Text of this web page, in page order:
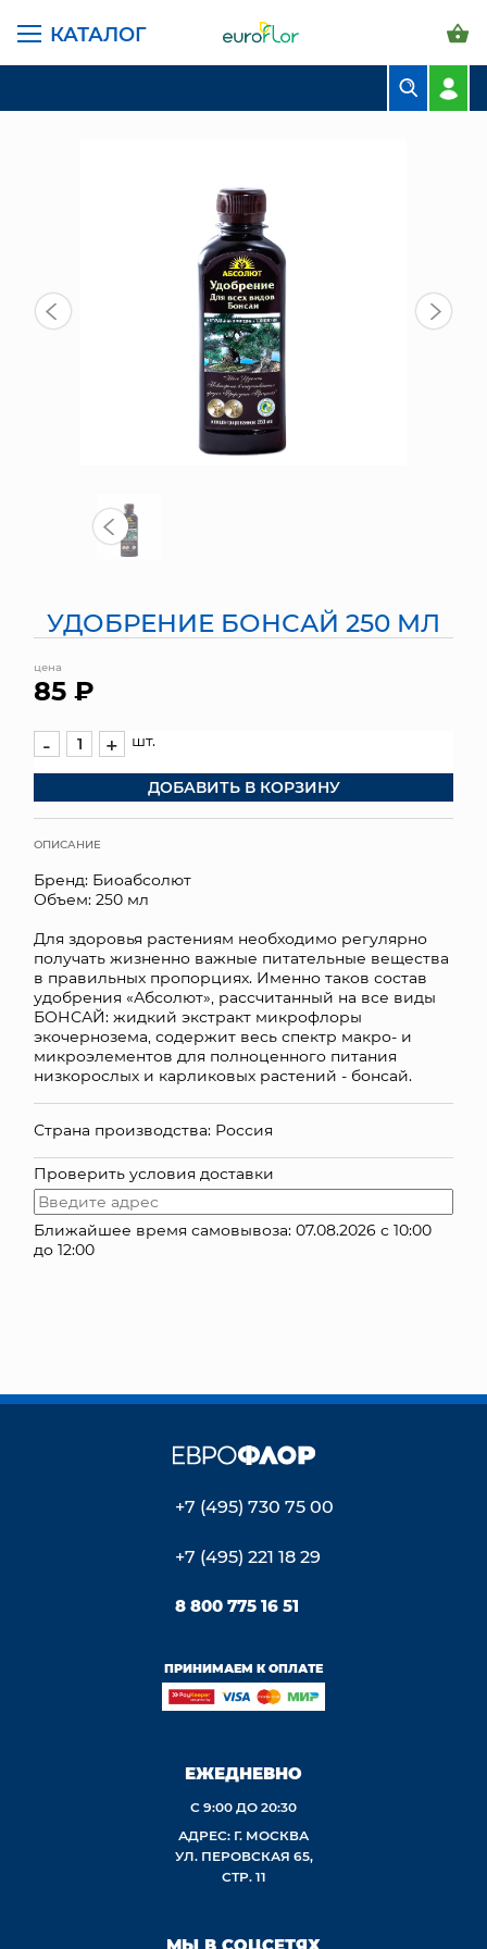
КАТАЛОГ
ЦВЕТЫ В ПАЧКАХ
СВАДЕБНАЯ ФЛОРИСТИКА
КОМНАТНЫЕ РАСТЕНИЯ
ГОРШКИ И КАШПО
ГРУНТЫ И УДОБРЕНИЯ
ПРЕДМЕТЫ ИНТЕРЬЕРА
ЯЩИКИ
ПОДАРОЧНЫЕ КАРТЫ
ДОСТАВКА И ОПЛАТА
КОНТАКТЫ
ГЛАВНАЯ СТРАНИЦА КАТАЛОГ
ГРУНТЫ И УДОБРЕНИЯ
УДОБРЕНИЕ БОНСАЙ 250 МЛ
цена
85 ₽
- + шт.
ДОБАВИТЬ В КОРЗИНУ
ОПИСАНИЕ
Бренд: Биоабсолют
Объем: 250 мл
Для здоровья растениям необходимо регулярно
получать жизненно важные питательные вещества
в правильных пропорциях. Именно таков состав
удобрения «Абсолют», рассчитанный на все виды
БОНСАЙ: жидкий экстракт микрофлоры
экочернозема, содержит весь спектр макро- и
микроэлементов для полноценного питания
низкорослых и карликовых растений - бонсай.
Страна производства: Россия
Проверить условия доставки
Ближайшее время самовывоза: 07.08.2026 с 10:00
до 12:00
+7 (495) 730 75 00
+7 (495) 221 18 29
8 800 775 16 51
ПРИНИМАЕМ К ОПЛАТЕ
ЕЖЕДНЕВНО
С 9:00 ДО 20:30
АДРЕС: Г. МОСКВА
УЛ. ПЕРОВСКАЯ 65,
СТР. 11
МЫ В СОЦСЕТЯХ